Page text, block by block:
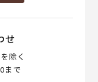
せ
除く
まで